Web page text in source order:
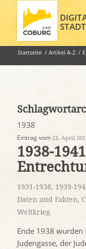
Startseite / Artikel A-Z /
1938
Eintrag vom 21. April
1938-
1931-1938, 1939-
Daten und Fakten,
Weltkrieg
Ende 1938
Judengasse, der